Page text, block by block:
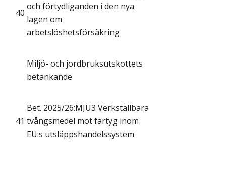
40
och förtydliganden i den nya
lagen om
arbetslöshetsförsäkring
Miljö- och jordbruksutskottets
betänkande
41
Bet. 2025/26:MJU3 Verkställbara
tvångsmedel mot fartyg inom
EU:s utsläppshandelssystem